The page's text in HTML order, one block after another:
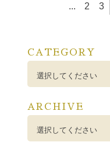
... 2 3
CATEGORY
選択してください
ARCHIVE
選択してください